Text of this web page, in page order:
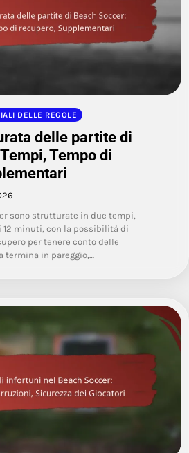
DELLE REGOLE
delle partite di
Tempo di
sono strutturate in due tempi,
minuti, con la possibilità di
per tenere conto delle
termina in pareggio,…